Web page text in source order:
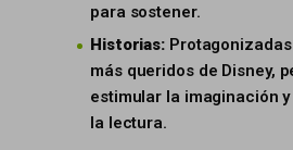
para sostener.
Historias:
más queridos de Disney,
estimular la imaginación
la lectura.